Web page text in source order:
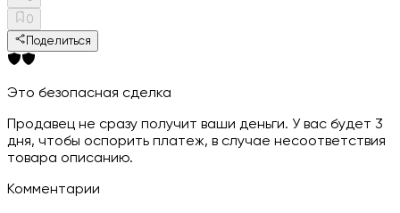
0
Поделиться
Это безопасная сделка
Продавец не сразу получит ваши деньги. У вас будет 3
дня, чтобы оспорить платеж, в случае несоответствия
товара описанию.
Комментарии